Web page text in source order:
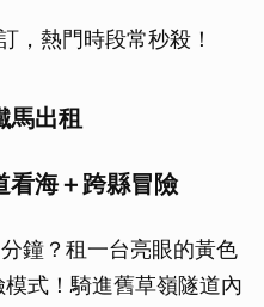
，熱門時段常秒殺！
馬出租
看海＋跨縣冒險
鐘？租一台亮眼的黃色
式！騎進舊草嶺隧道內